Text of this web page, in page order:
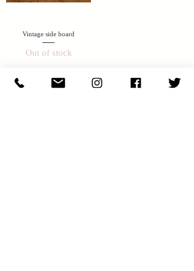
Vintage side board
Out of stock